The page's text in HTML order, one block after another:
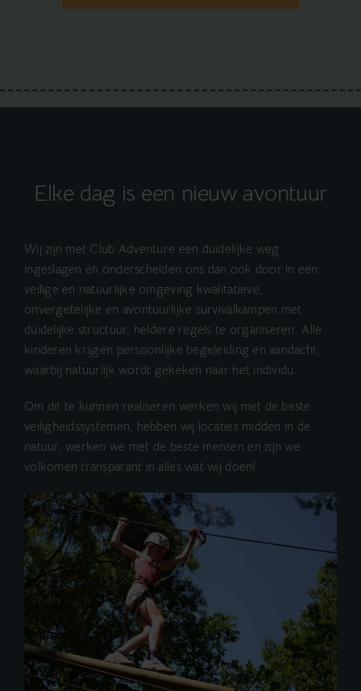
Elke dag is een nieuw avontuur
Wij zijn met Club Adventure een duidelijke weg
ingeslagen en onderscheiden ons dan ook door in een
veilige en natuurlijke omgeving kwalitatieve,
onvergetelijke en avontuurlijke survivalkampen met
duidelijke structuur, heldere regels te organiseren. Alle
kinderen krijgen persoonlijke begeleiding en aandacht,
waarbij natuurlijk wordt gekeken naar het individu.
Om dit te kunnen realiseren werken wij met de beste
veiligheidssystemen, hebben wij locaties midden in de
natuur, werken we met de beste mensen en zijn we
volkomen transparant in alles wat wij doen!